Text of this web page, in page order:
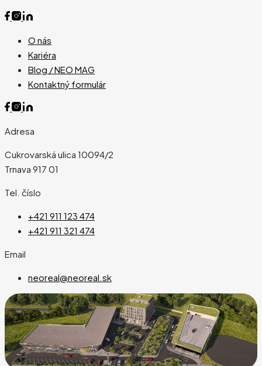
O nás
Kariéra
Blog / NEO MAG
Kontaktný formulár
Adresa
Cukrovarská ulica 10094/2
Trnava 917 01
Tel. číslo
+421 911 123 474
+421 911 321 474
Email
neoreal@neoreal.sk